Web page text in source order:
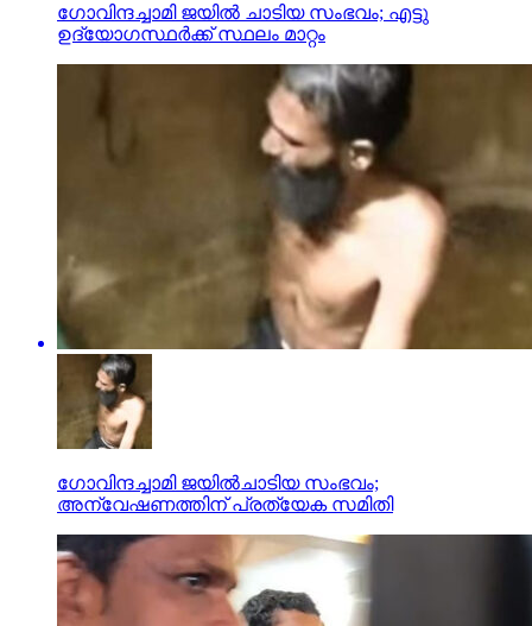
ഗോവിന്ദച്ചാമി ജയില്‍ ചാടിയ സംഭവം; എട്ടു
ഉദ്യോഗസ്ഥര്‍ക്ക് സ്ഥലം മാറ്റം
ഗോവിന്ദച്ചാമി ജയില്‍ചാടിയ സംഭവം;
അന്വേഷണത്തിന് പ്രത്യേക സമിതി